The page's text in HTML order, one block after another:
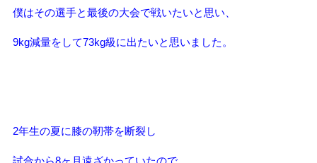
僕はその選手と最後の大会で戦いたいと思い、
9kg減量をして73kg級に出たいと思いました。
2年生の夏に膝の靭帯を断裂し
試合から8ヶ月遠ざかっていたので